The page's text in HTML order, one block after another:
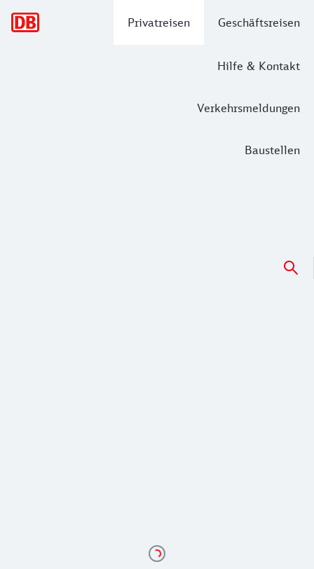
Privatreisen Geschäftsreisen
Hilfe & Kontakt
Verkehrsmeldungen
Baustellen